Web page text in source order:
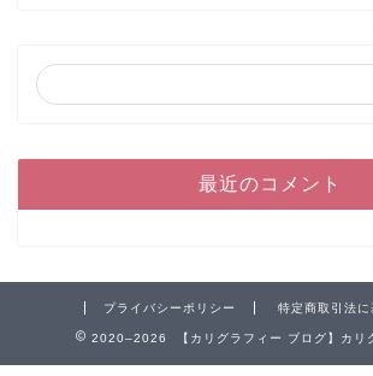
最近のコメント
プライバシーポリシー 特定商取引法に
2020–2026 【カリグラフィー ブログ】カリ